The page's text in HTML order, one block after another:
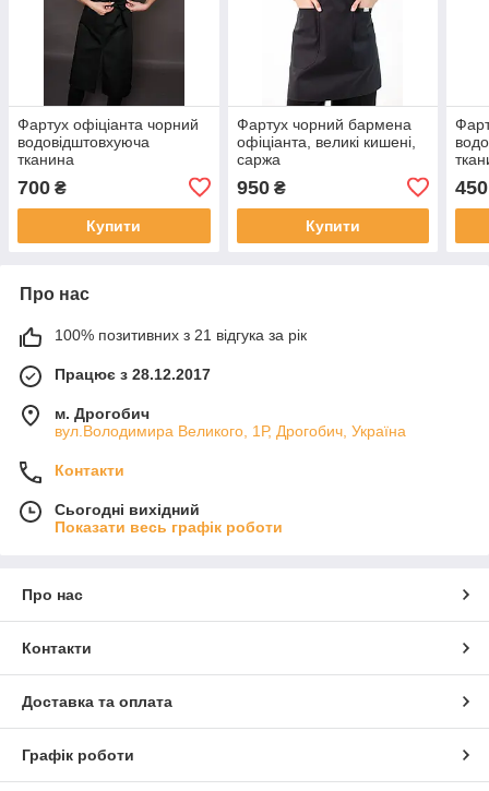
Фартух офіціанта чорний
водовідштовхуюча
тканина
700 ₴
Купити
Фартух чорний бармена
офіціанта, великі кишені,
саржа
950₴
Купити
450
Про нас
100% позитивних з 21 відгука за рік
Працює з 28.12.2017
м. Дрогобич
вул.Володимира Великого, 1Р, Дрогобич, Україна
Контакти
Сьогодні вихідний
Показати весь графік роботи
Про нас
Контакти
Доставка та оплата
Графік роботи